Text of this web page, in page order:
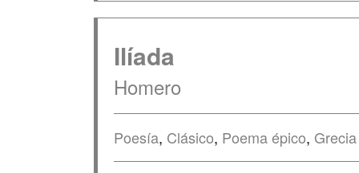
Ilíada
Homero
Poesía, Clásico, Poema épico, Grecia